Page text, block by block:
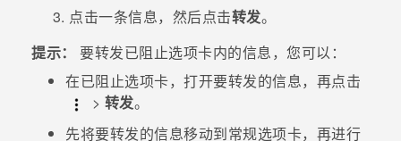
点击一条信息，然后点击转发。
提示：
要转发已阻止选项卡内的信息，您可以：
在已阻止选项卡，打开要转发的信息，再点击
> 转发。
先将要转发的信息移动到常规选项卡，再进行